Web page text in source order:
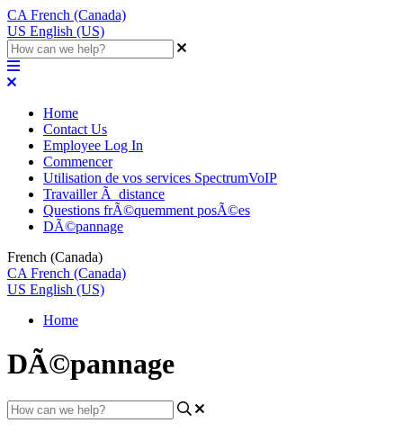
CA French (Canada)
US English (US)
Home
Contact Us
Employee Log In
Commencer
Utilisation de vos services SpectrumVoIP
Travailler Ã distance
Questions frÃ©quemment posÃ©es
DÃ©pannage
French (Canada)
CA French (Canada)
US English (US)
Home
DÃ©pannage